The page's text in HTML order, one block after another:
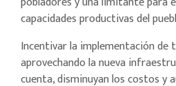
capacidades productivas del
Incentivar la implementación de
aprovechando la nueva
cuenta, disminuyan los costos y